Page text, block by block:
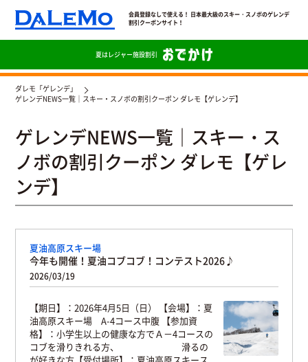
会員登録なしで使える！ 日本最大級のスキー・スノボのゲレンデ
割引クーポンサイト！
夏はレジャー施設割引
ダレモ「ゲレンデ」
ゲレンデNEWS一覧｜スキー・スノボの割引クーポン ダレモ【ゲレンデ】
ゲレンデNEWS一覧｜スキー・ス
ノボの割引クーポン ダレモ【ゲレ
ンデ】
夏油高原スキー場
今年も開催！夏油コブコブ！コンテスト2026♪
2026/03/19
【期日】：2026年4月5日（日） 【会場】：夏
油高原スキー場 A-4コース中腹 【参加資
格】：小学生以上の健康な方でＡ－4コースの
コブを滑りきれる方、 滑るの
が好きな方【受付場所】：夏油高原スキース